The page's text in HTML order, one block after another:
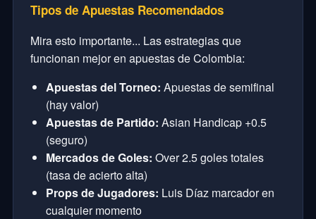
Tipos de Apuestas Recomendados
Mira esto importante... Las estrategias que
funcionan mejor en apuestas de Colombia:
Apuestas del Torneo: Apuestas de semifinal
(hay valor)
Apuestas de Partido: Asian Handicap +0.5
(seguro)
Mercados de Goles: Over 2.5 goles totales
(tasa de acierto alta)
Props de Jugadores: Luis Díaz marcador en
cualquier momento